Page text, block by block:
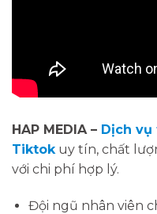
HAP MEDIA – Dịch vụ
Tiktokuy tín, chất
với chi phí hợp lý.
Đội ngũ nhân viên